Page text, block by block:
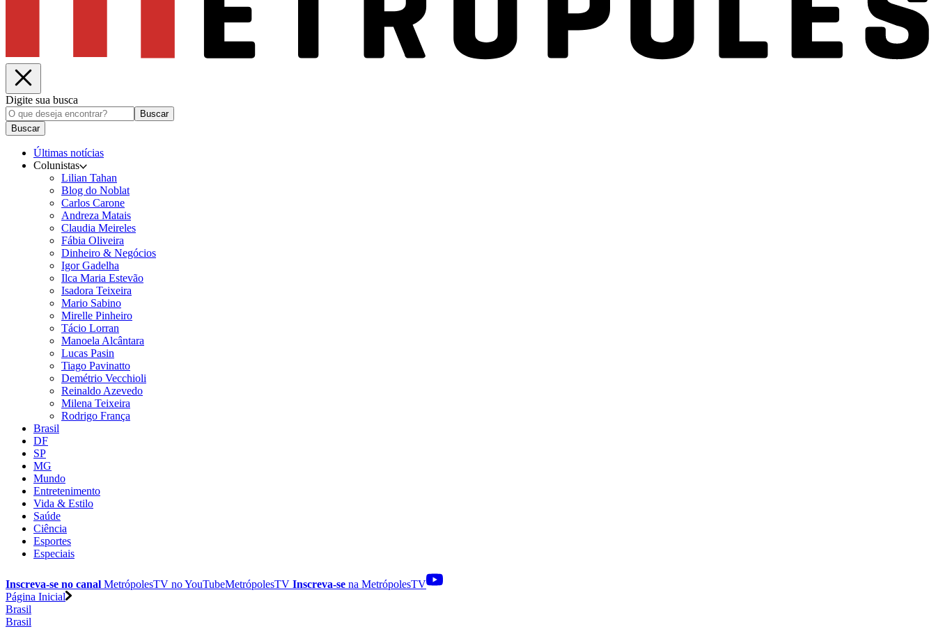
Digite sua busca
Buscar
Buscar
Últimas notícias
Colunistas
Lilian Tahan
Blog do Noblat
Carlos Carone
Andreza Matais
Claudia Meireles
Fábia Oliveira
Dinheiro & Negócios
Igor Gadelha
Ilca Maria Estevão
Isadora Teixeira
Mario Sabino
Mirelle Pinheiro
Tácio Lorran
Manoela Alcântara
Lucas Pasin
Tiago Pavinatto
Demétrio Vecchioli
Reinaldo Azevedo
Milena Teixeira
Rodrigo França
Brasil
DF
SP
MG
Mundo
Entretenimento
Vida & Estilo
Saúde
Ciência
Esportes
Especiais
Inscreva-se no canal MetrópolesTV noYouTubeMetrópolesTV Inscreva-se na MetrópolesTV
Página Inicial
Brasil
Brasil